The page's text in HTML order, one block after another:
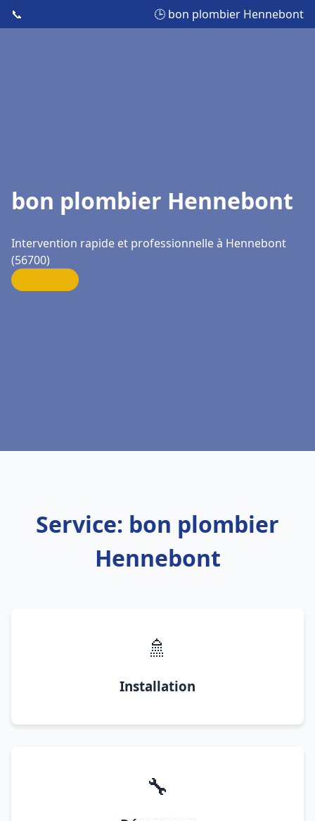
📞 🕒 bon plombier Hennebont
bon plombier Hennebont
Intervention rapide et professionnelle à Hennebont
(56700)
Service: bon plombier
Hennebont
🚿
Installation
🔧